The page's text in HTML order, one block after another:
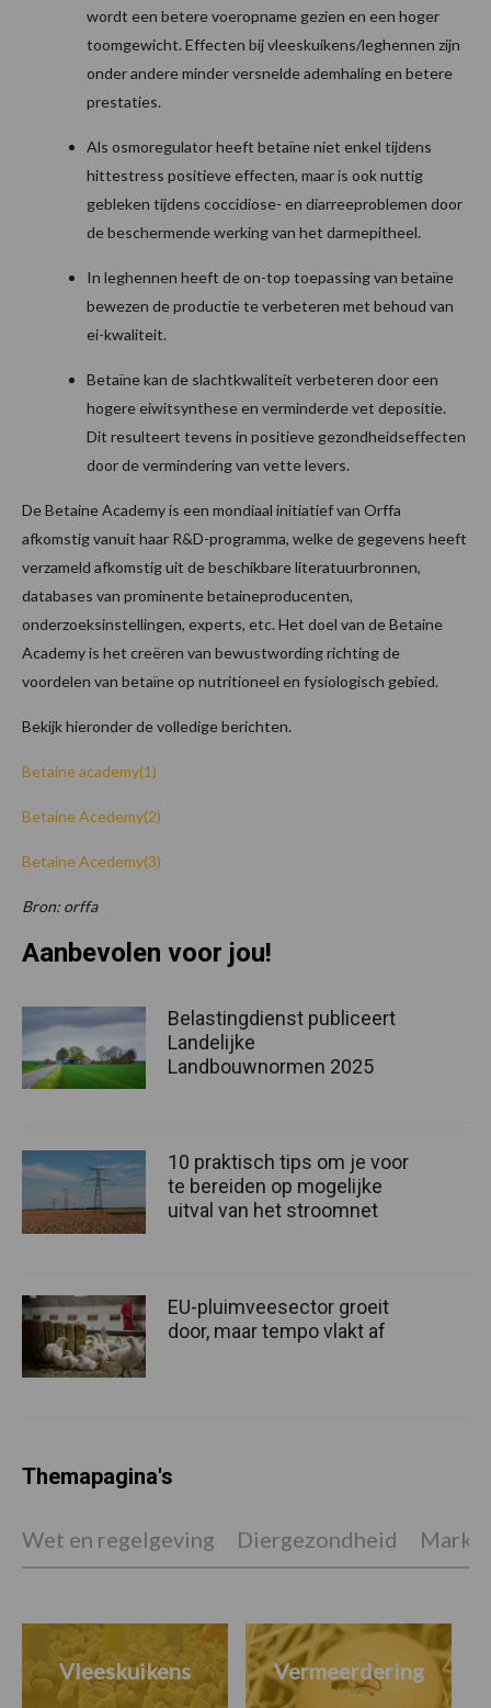
wordt een betere voeropname gezien en een hoger
toomgewicht. Effecten bij vleeskuikens/leghennen zijn
onder andere minder versnelde ademhaling en betere
prestaties.
Als osmoregulator heeft betaïne niet enkel tijdens
hittestress positieve effecten, maar is ook nuttig
gebleken tijdens coccidiose- en diarreeproblemen door
de beschermende werking van het darmepitheel.
In leghennen heeft de on-top toepassing van betaïne
bewezen de productie te verbeteren met behoud van
ei-kwaliteit.
Betaïne kan de slachtkwaliteit verbeteren door een
hogere eiwitsynthese en verminderde vet depositie.
Dit resulteert tevens in positieve gezondheidseffecten
door de vermindering van vette levers.
De Betaine Academy is een mondiaal initiatief van Orffa
afkomstig vanuit haar R&D-programma, welke de gegevens heeft
verzameld afkomstig uit de beschikbare literatuurbronnen,
databases van prominente betaineproducenten,
onderzoeksinstellingen, experts, etc. Het doel van de Betaine
Academy is het creëren van bewustwording richting de
voordelen van betaïne op nutritioneel en fysiologisch gebied.
Bekijk hieronder de volledige berichten.
Betaine academy(1)
Betaine Acedemy(2)
Betaine Acedemy(3)
Bron: orffa
Aanbevolen voor jou!
Belastingdienst publiceert
Landelijke
Landbouwnormen 2025
10 praktisch tips om je voor
te bereiden op mogelijke
uitval van het stroomnet
EU-pluimveesector groeit
door, maar tempo vlakt af
Themapagina's
Wet en regelgeving Diergezondheid
Vleeskuikens Vermeerdering